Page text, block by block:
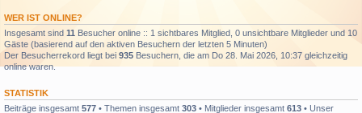
WER IST ONLINE?
Insgesamt sind 11 Besucher online :: 1 sichtbares Mitglied, 0 unsichtbare Mitglieder und 10
Gäste (basierend auf den aktiven Besuchern der letzten 5 Minuten)
Der Besucherrekord liegt bei 935 Besuchern, die am Do 28. Mai 2026, 10:37 gleichzeitig
online waren.
STATISTIK
Beiträge insgesamt 577 • Themen insgesamt 303 • Mitglieder insgesamt 613 • Unser